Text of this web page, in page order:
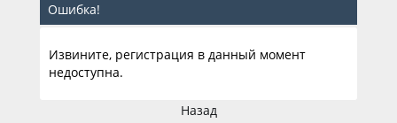
Ошибка!
Извините, регистрация в данный момент
недоступна.
Назад